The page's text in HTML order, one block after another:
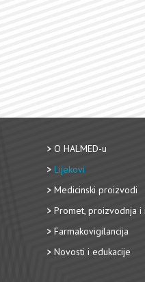
O HALMED-u
Lijekovi
Medicinski proizvodi
Promet, proizvodnja i
Farmakovigilancija
Novosti i edukacije